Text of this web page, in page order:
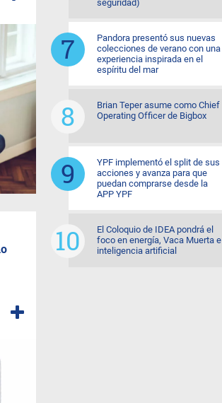
seguridad)
Pandora presentó sus nuevas
colecciones de verano con una
experiencia inspirada en el
espíritu del mar
Brian Teper asume como Chief
Operating Officer de Bigbox
YPF implementó el split de sus
acciones y avanza para que
puedan comprarse desde la
APP YPF
El Coloquio de IDEA pondrá el
foco en energía, Vaca Muerta e
inteligencia artificial